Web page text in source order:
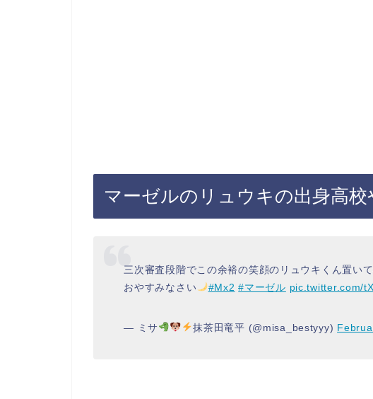
マーゼルのリュウキの出身高校
三次審査段階でこの余裕の笑顔のリュウキくん置い
おやすみなさい
#Mx2 #マーゼル pic.twitter.com/
— ミサ 抹茶田竜平 (@misa_bestyyy)